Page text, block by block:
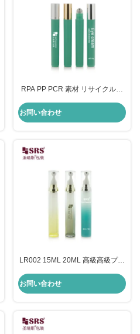
RPA PP PCR 素材 リサイクルさ
ステールボール 血清 抗ゆゆ液体
お問い合わせ
LR002 15ML 20ML 高級高級プラ
ルボトルロールボールアプリケー
お問い合わせ